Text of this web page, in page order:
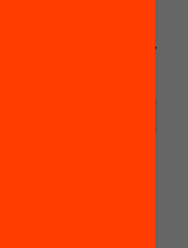
12 reptes estratègics per
a Catalunya